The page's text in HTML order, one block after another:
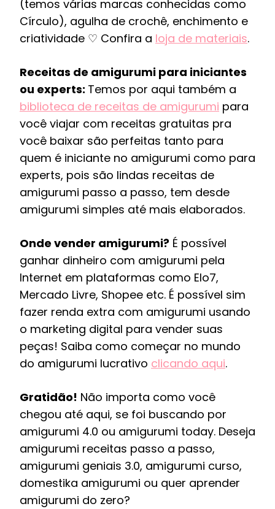
(temos várias marcas conhecidas como
Círculo), agulha de crochê, enchimento e
criatividade ♡ Confira a loja de materiais.
Receitas de amigurumi para iniciantes
ou experts: Temos por aqui também a
biblioteca de receitas de amigurumi para
você viajar com receitas gratuitas pra
você baixar são perfeitas tanto para
quem é iniciante no amigurumi como para
experts, pois são lindas receitas de
amigurumi passo a passo, tem desde
amigurumi simples até mais elaborados.
Onde vender amigurumi? É possível
ganhar dinheiro com amigurumi pela
Internet em plataformas como Elo7,
Mercado Livre, Shopee etc. É possível sim
fazer renda extra com amigurumi usando
o marketing digital para vender suas
peças! Saiba como começar no mundo
do amigurumi lucrativo clicando aqui.
Gratidão! Não importa como você
chegou até aqui, se foi buscando por
amigurumi 4.0 ou amigurumi today. Deseja
amigurumi receitas passo a passo,
amigurumi geniais 3.0, amigurumi curso,
domestika amigurumi ou quer aprender
amigurumi do zero?